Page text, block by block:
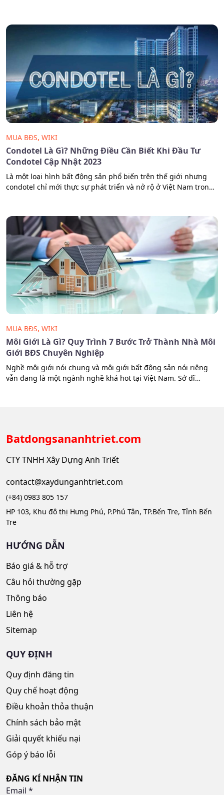
MUA BĐS, WIKI
Condotel Là Gì? Những Điều Cần Biết Khi Đầu Tư
Condotel Cập Nhật 2023
Là một loại hình bất động sản phổ biến trên thế giới nhưng
condotel chỉ mới thực sự phát triển và nở rộ ở Việt Nam trong
Những…
MUA BĐS, WIKI
Môi Giới Là Gì? Quy Trình 7 Bước Trở Thành Nhà Môi
Giới BĐS Chuyên Nghiệp
Nghề môi giới nói chung và môi giới bất động sản nói riêng
vẫn đang là một ngành nghề khá hot tại Việt Nam. Sở dĩ
Batdongsananhtriet.com
CTY TNHH Xây Dựng Anh Triết
contact@xaydunganhtriet.com
(+84) 0983 805 157
HP 103, Khu đô thị Hưng Phú, P.Phú Tân, TP.Bến Tre, Tỉnh Bến
Tre
HƯỚNG DẪN
Báo giá & hỗ trợ
Câu hỏi thường gặp
Thông báo
Liên hệ
Sitemap
QUY ĐỊNH
Quy định đăng tin
Quy chế hoạt động
Điều khoản thỏa thuận
Chính sách bảo mật
Giải quyết khiếu nại
Góp ý báo lỗi
ĐĂNG KÍ NHẬN TIN
Email *